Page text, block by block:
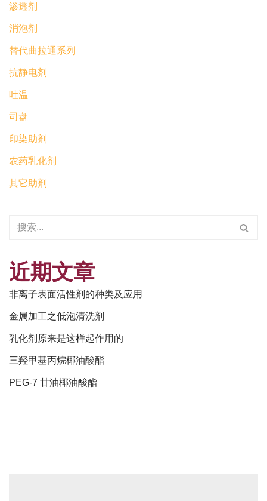
渗透剂
消泡剂
替代曲拉通系列
抗静电剂
吐温
司盘
印染助剂
农药乳化剂
其它助剂
近期文章
非离子表面活性剂的种类及应用
金属加工之低泡清洗剂
乳化剂原来是这样起作用的
三羟甲基丙烷椰油酸酯
PEG-7 甘油椰油酸酯